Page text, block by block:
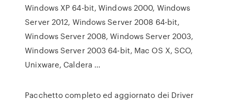
Windows XP 64-bit, Windows 2000, Windows
Server 2012, Windows Server 2008 64-bit,
Windows Server 2008, Windows Server 2003,
Windows Server 2003 64-bit, Mac OS X, SCO,
Unixware, Caldera …
Pacchetto completo ed aggiornato dei Driver